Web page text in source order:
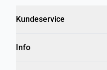
Kundeservice
Info